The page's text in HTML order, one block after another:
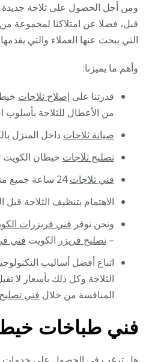
ومن أجل الحصول على ثلاجة جديدة
قبل، فضلا عن امتلاكنا لمجموعة
التي يبحث عنها العملاء والتي
وأهم ما يميزنا:
قدرتنا على إصلاح ثلاجات
من الأعطال للثلاجة بأسلوب
صيانة ثلاجات داخل المنزل
تصليح ثلاجات خيطان الكويت
فني ثلاجات24 ساعة جميع مناطق الكويت
الاهتمام بتنظيف الثلاجة قبل
ونحن نوفر فني فريزرات
–تصليح فريزر الكويت فني
اتباع أفضل أساليب
الثلاجة وكل ذلك بأسعار لا
المنافسة من خلال فني
فني طباخات